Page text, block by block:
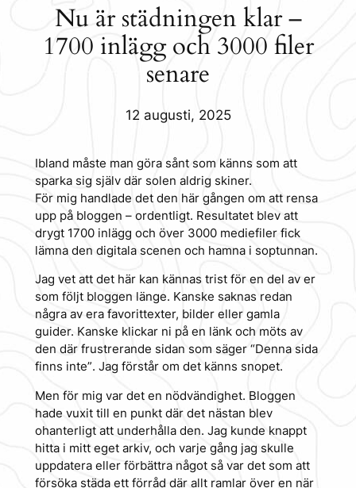
Nu är städningen klar –
1700 inlägg och 3000 filer
senare
12 augusti, 2025
Ibland måste man göra sånt som känns som att
sparka sig själv där solen aldrig skiner.
För mig handlade det den här gången om att rensa
upp på bloggen – ordentligt. Resultatet blev att
drygt 1700 inlägg och över 3000 mediefiler fick
lämna den digitala scenen och hamna i soptunnan.
Jag vet att det här kan kännas trist för en del av er
som följt bloggen länge. Kanske saknas redan
några av era favorittexter, bilder eller gamla
guider. Kanske klickar ni på en länk och möts av
den där frustrerande sidan som säger “Denna sida
finns inte”. Jag förstår om det känns snopet.
Men för mig var det en nödvändighet. Bloggen
hade vuxit till en punkt där det nästan blev
ohanterligt att underhålla den. Jag kunde knappt
hitta i mitt eget arkiv, och varje gång jag skulle
uppdatera eller förbättra något så var det som att
försöka städa ett förråd där allt ramlar över en när